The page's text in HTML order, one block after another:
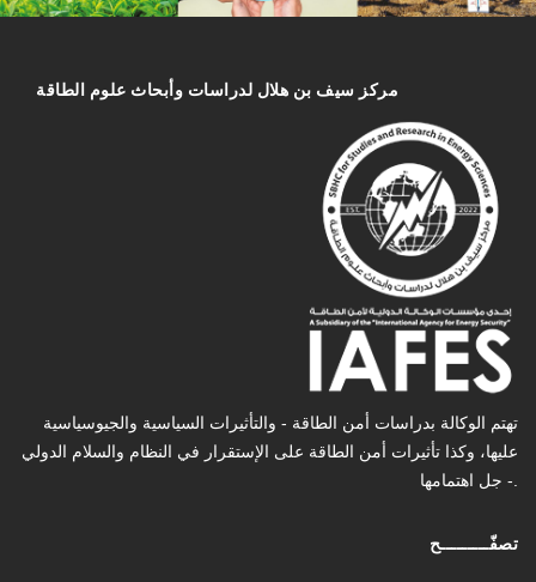
مركز سیف بن هلال لدراسات وأبحاث علوم الطاقة
تهتم الوكالة بدراسات أمن الطاقة - والتأثیرات السیاسیة والجیوسیاسیة
عليها، وكذا تأثیرات أمن الطاقة على الإستقرار في النظام والسلام الدولي
- جل اهتمامها.
تصفّـــــــــح